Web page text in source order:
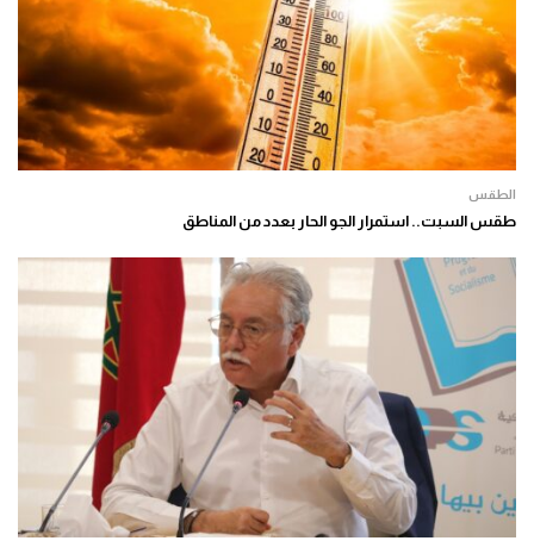
الطقس
طقس السبت.. استمرار الجو الحار بعدد من المناطق